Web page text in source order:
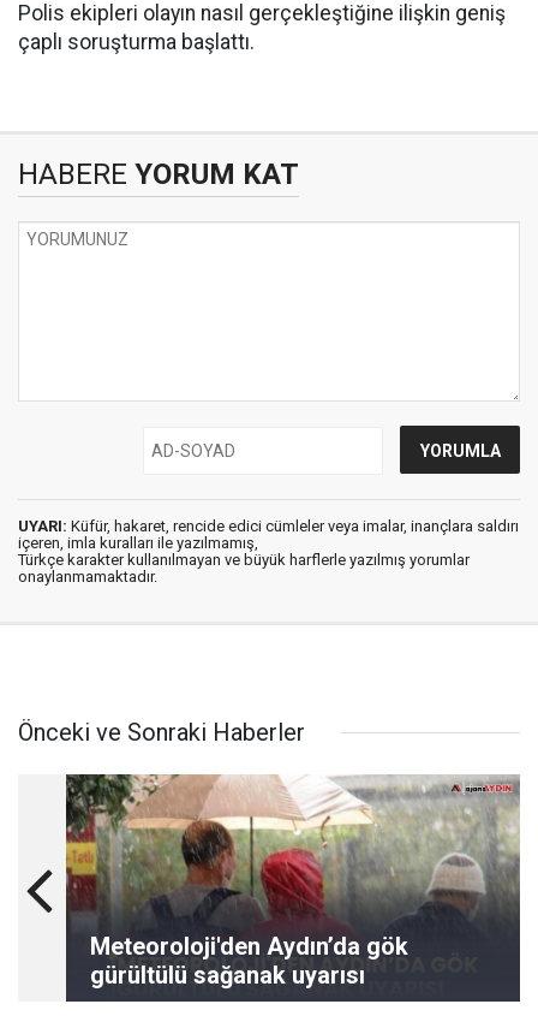
Polis ekipleri olayın nasıl gerçekleştiğine ilişkin geniş
çaplı soruşturma başlattı.
HABERE YORUM KAT
UYARI: Küfür, hakaret, rencide edici cümleler veya imalar, inançlara saldırı
içeren, imla kuralları ile yazılmamış,
Türkçe karakter kullanılmayan ve büyük harflerle yazılmış yorumlar
onaylanmamaktadır.
Önceki ve Sonraki Haberler
Meteoroloji'den Aydın’da gök
gürültülü sağanak uyarısı